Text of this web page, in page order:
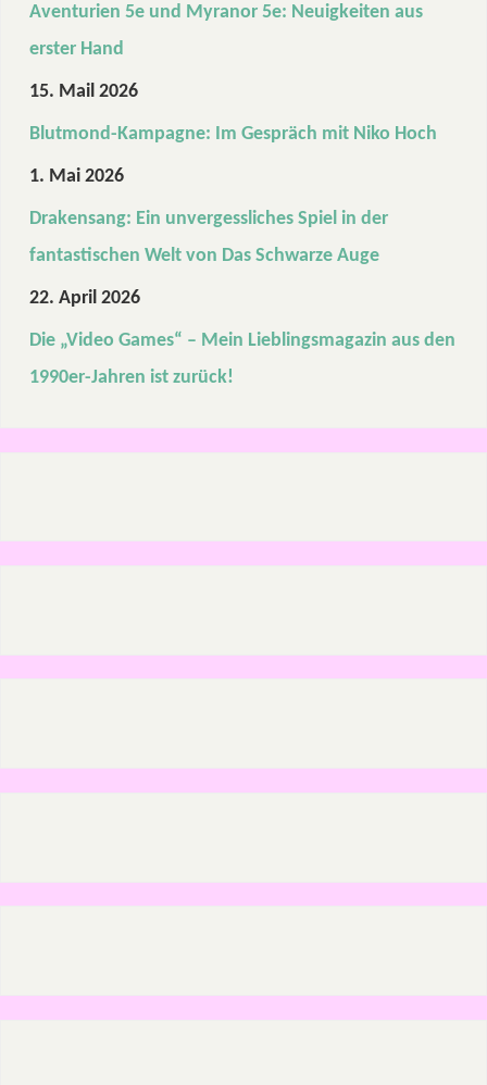
Aventurien 5e und Myranor 5e: Neuigkeiten aus
erster Hand
15. Mail 2026
Blutmond-Kampagne: Im Gespräch mit Niko Hoch
1. Mai 2026
Drakensang: Ein unvergessliches Spiel in der
fantastischen Welt von Das Schwarze Auge
22. April 2026
Die „Video Games“ – Mein Lieblingsmagazin aus den
1990er-Jahren ist zurück!